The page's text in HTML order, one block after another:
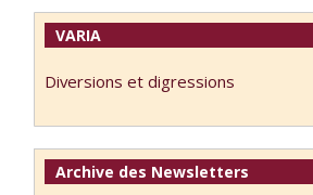
VARIA
Diversions et digressions
Archive des Newsletters